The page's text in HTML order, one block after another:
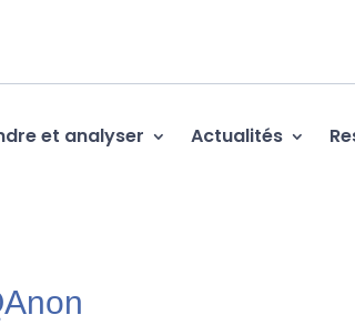
et analyser Actualités